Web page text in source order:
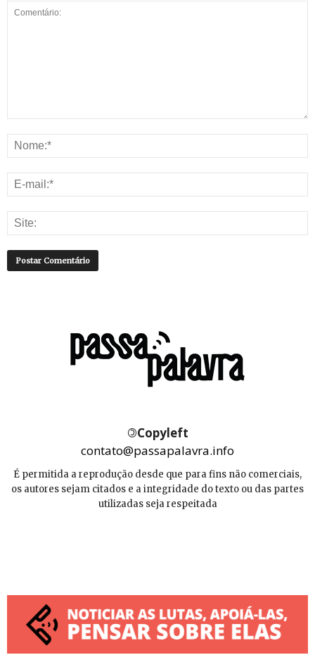
©Copyleft
contato@passapalavra.info
É permitida a reprodução desde que para fins não comerciais,
os autores sejam citados e a integridade do texto ou das partes
utilizadas seja respeitada